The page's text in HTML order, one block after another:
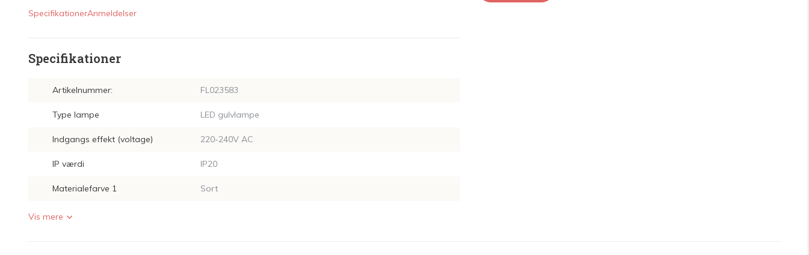
SpecifikationerAnmeldelser
Specifikationer
Artikelnummer: FL023583
Type lampe LED gulvlampe
Indgangs effekt (voltage) 220-240V AC
IP værdi IP20
Materialefarve 1 Sort
Vis mere